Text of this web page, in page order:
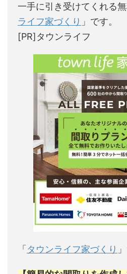
一手に引き受けてくれる
ライフ家づくり 」です。
[PR]タウンライフ
「 タウンライフ家づくり